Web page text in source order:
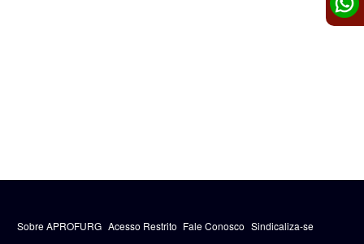
Sobre APROFURG Acesso Restrito Fale Conosco Sindicaliza-se